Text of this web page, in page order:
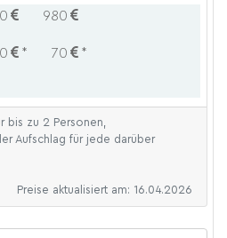
980
* 70 *
bis zu 2 Personen,
Aufschlag für jede darüber
Preise aktualisiert am: 16.04.2026